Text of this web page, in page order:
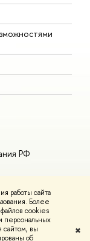
работы сайта
Более
cookies
персональных
сайтом, вы
об
✖
РФ